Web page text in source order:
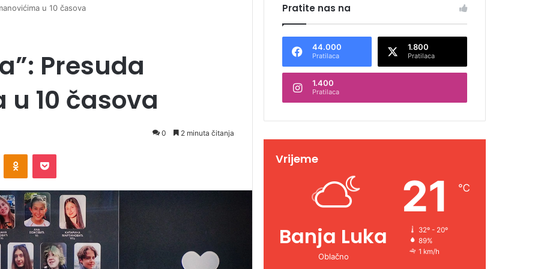
u 10 časova
Presuda
10 časova
0 2 minuta čitanja
Pratite nas na
44.000
Pratilaca
1.800
Pratilaca
1.400
Pratilaca
Vrijeme
Banja Luka
Oblačno
21 ℃
32º - 20º
89%
1 km/h